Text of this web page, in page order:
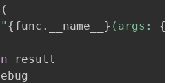
(
{func . __name__ } (args: {